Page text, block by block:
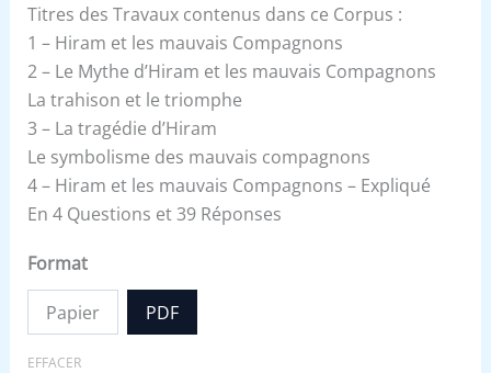
Titres des Travaux contenus dans ce Corpus :
1 – Hiram et les mauvais Compagnons
2 – Le Mythe d’Hiram et les mauvais Compagnons
La trahison et le triomphe
3 – La tragédie d’Hiram
Le symbolisme des mauvais compagnons
4 – Hiram et les mauvais Compagnons – Expliqué
En 4 Questions et 39 Réponses
Format
Papier PDF
EFFACER